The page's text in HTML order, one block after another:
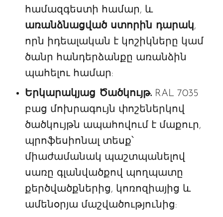
համազգեստի համար, և
առանձնացված ստորին դարակ,
որն իդեալական է կոշիկները կամ
ծանր հանդերձանքը առանձին
պահելու համար:
Երկարակյաց Ծածկույթ. RAL 7035
բաց մոխրագույն փոշեներկով
ծածկույթն ապահովում է մաքուր,
պրոֆեսիոնալ տեսք՝
միաժամանակ պաշտպանելով
սառը գլանվածքով պողպատը
քերծվածքներից, կոռոզիայից և
ամենօրյա մաշվածությունից: